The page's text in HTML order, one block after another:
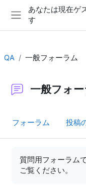
メインコンテンツへスキ
サイドパネル
あなたは現在ゲ
す
QA 一般フォーラム
一般フォ
フォーラム 投稿
質問用フォーラム
ご覧ください。